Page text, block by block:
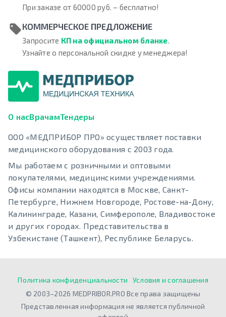
При заказе от 60000 руб. – бесплатно!
КОММЕРЧЕСКОЕ ПРЕДЛОЖЕНИЕ
Запросите КП на официальном бланке.
Узнайте о персональной скидке у менеджера!
О насВрачамТендеры
ООО «МЕДПРИБОР ПРО» осуществляет поставки
медицинского оборудования с 2003 года.
Мы работаем с розничными и оптовыми
покупателями, медицинскими учреждениями.
Офисы компании находятся в Москве, Санкт-
Петербурге, Нижнем Новгороде, Ростове-на-Дону,
Калининграде, Казани, Симферополе, Владивостоке
и других городах. Представительства в
Узбекистане (Ташкент), Республике Беларусь.
Политика конфиденциальности
Условия и соглашения
© 2003–2026 MEDPRIBOR.PRO Все права защищены
Представленная информация не является публичной